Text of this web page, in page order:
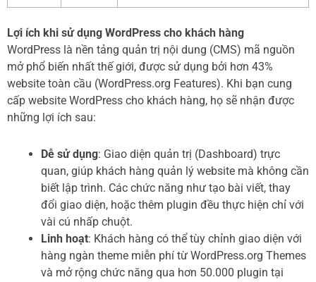
Lợi ích khi sử dụng WordPress cho khách hàng
WordPress là nền tảng quản trị nội dung (CMS) mã nguồn
mở phổ biến nhất thế giới, được sử dụng bởi hơn 43%
website toàn cầu (WordPress.org Features). Khi bạn cung
cấp website WordPress cho khách hàng, họ sẽ nhận được
những lợi ích sau:
Dễ sử dụng: Giao diện quản trị (Dashboard) trực
quan, giúp khách hàng quản lý website mà không cần
biết lập trình. Các chức năng như tạo bài viết, thay
đổi giao diện, hoặc thêm plugin đều thực hiện chỉ với
vài cú nhấp chuột.
Linh hoạt: Khách hàng có thể tùy chỉnh giao diện với
hàng ngàn theme miễn phí từ WordPress.org Themes
và mở rộng chức năng qua hơn 50.000 plugin tại